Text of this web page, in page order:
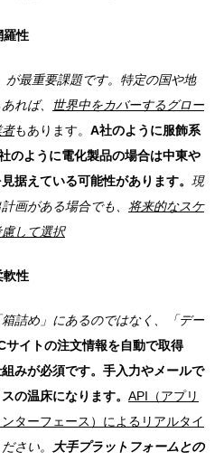
羅性
が最重要課題です。特定の国や地
れば、
世界中をカバーするグロー
もあります。 A社のように服飾系
のように電化製品の場合は中東や
据えている可能性があります。 現
画がある場合でも、 将来的なスケ
して選択
軟性
詰め」にあるのではなく、「デー
サイトの注文情報を自動で取得
みが必須です。手入力やメールで
の温床になります。 API（アプリ
ターフェース）によるリアルタイ
さい。 大手プラットフォームとの